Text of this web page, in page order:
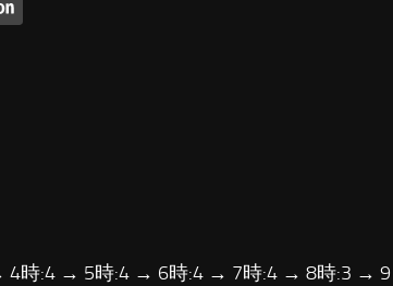
時:4 → 5時:4 → 6時:4 → 7時:4 → 8時:3 → 9